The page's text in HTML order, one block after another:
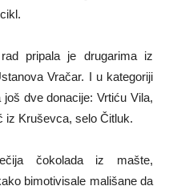
pripala je drugarima iz
Vračar. I u kategoriji
dve donacije: Vrtiću Vila,
iz Kruševca, selo Čitluk.
čokolada iz mašte,
bimotivisale mališane da